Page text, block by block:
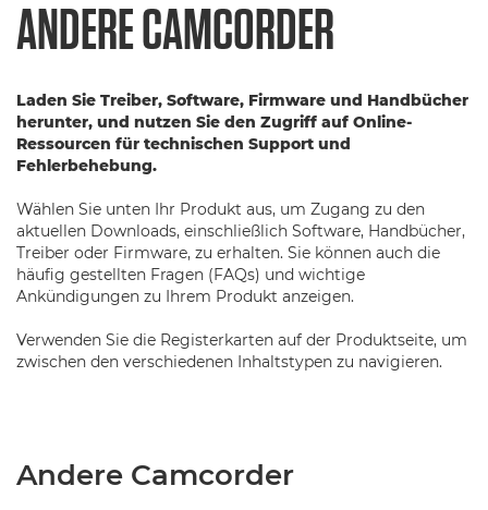
ANDERE CAMCORDER
Laden Sie Treiber, Software, Firmware und Handbücher
herunter, und nutzen Sie den Zugriff auf Online-
Ressourcen für technischen Support und
Fehlerbehebung.
Wählen Sie unten Ihr Produkt aus, um Zugang zu den
aktuellen Downloads, einschließlich Software, Handbücher,
Treiber oder Firmware, zu erhalten. Sie können auch die
häufig gestellten Fragen (FAQs) und wichtige
Ankündigungen zu Ihrem Produkt anzeigen.
Verwenden Sie die Registerkarten auf der Produktseite, um
zwischen den verschiedenen Inhaltstypen zu navigieren.
Andere Camcorder